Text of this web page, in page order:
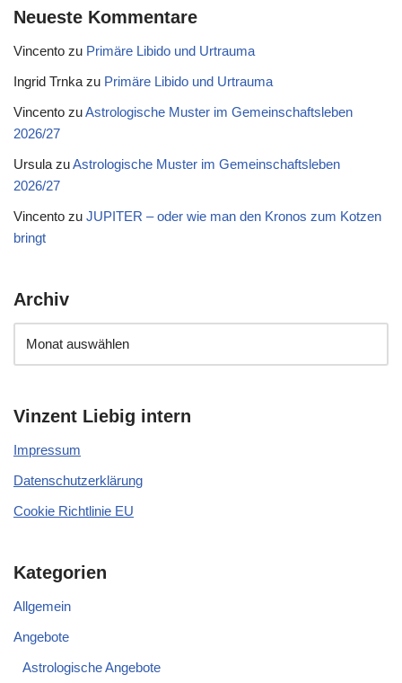
Neueste Kommentare
Vincento zu Primäre Libido und Urtrauma
Ingrid Trnka zu Primäre Libido und Urtrauma
Vincento zuAstrologische Muster im Gemeinschaftsleben
2026/27
Ursula zuAstrologische Muster im Gemeinschaftsleben
2026/27
Vincento zu JUPITER – oder wie man den Kronos zum Kotzen
bringt
Archiv
Vinzent Liebig intern
Impressum
Datenschutzerklärung
Cookie Richtlinie EU
Kategorien
Allgemein
Angebote
Astrologische Angebote